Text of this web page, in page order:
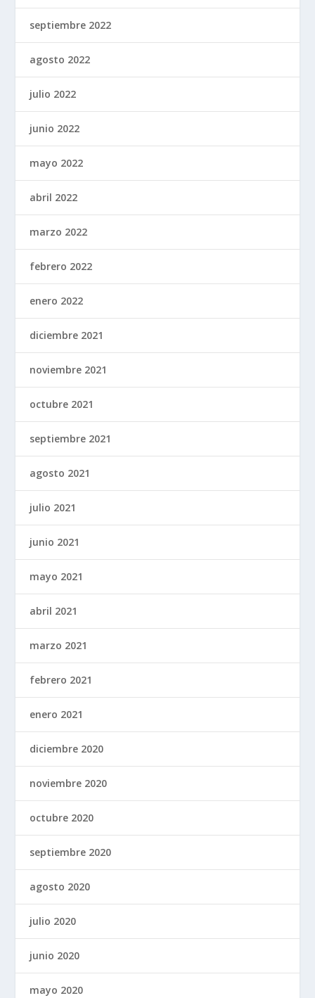
septiembre 2022
agosto 2022
julio 2022
junio 2022
mayo 2022
abril 2022
marzo 2022
febrero 2022
enero 2022
diciembre 2021
noviembre 2021
octubre 2021
septiembre 2021
agosto 2021
julio 2021
junio 2021
mayo 2021
abril 2021
marzo 2021
febrero 2021
enero 2021
diciembre 2020
noviembre 2020
octubre 2020
septiembre 2020
agosto 2020
julio 2020
junio 2020
mayo 2020